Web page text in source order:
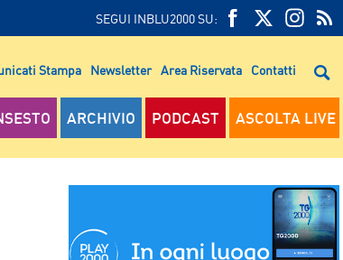
SEGUI INBLU2000 SU:
FEED
RSS
RSS
Stampa Newsletter Area Riservata Contatti
ARCHIVIO PODCAST ASCOLTA LIVE